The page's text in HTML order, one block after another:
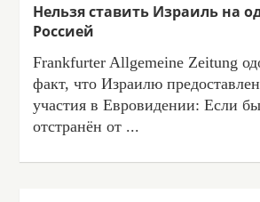
Нельзя ставить Израиль на
Россией
Frankfurter Allgemeine Zeitung
факт, что Израилю
участия в Евровидении: Если
отстранён от ...